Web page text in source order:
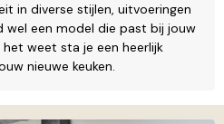
in diverse stijlen, uitvoeringen
wel een model die past bij jouw
weet sta je een heerlijk
nieuwe keuken.